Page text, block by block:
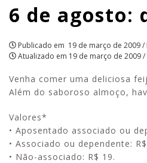
|
APCEF/SP
6 de agosto:
Publicado em 19 de março de 2009 /
Atualizado em 19 de março de 2009
Venha comer uma deliciosa
Além do saboroso almoço,
Valores*
• Aposentado associado ou
• Associado ou dependente:
• Não-associado: R$ 19.